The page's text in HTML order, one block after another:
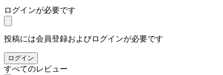
ログインが必要です
投稿には会員登録およびログインが必要です
ログイン
すべてのレビュー